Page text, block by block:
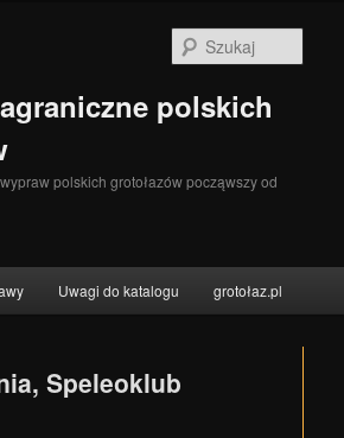
polskich
polskich grotołazów począwszy od
Uwagi do katalogu grotołaz.pl
Speleoklub